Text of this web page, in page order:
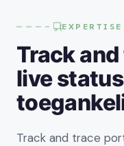
Track
live
Track and trace